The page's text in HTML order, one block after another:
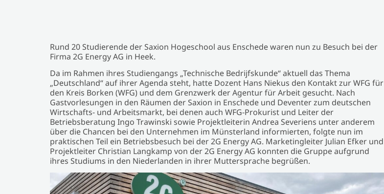
Rund 20 Studierende der Saxion Hogeschool aus Enschede waren nun zu Besuch bei der
Firma 2G Energy AG in Heek.
Da im Rahmen ihres Studiengangs „Technische Bedrijfskunde“ aktuell das Thema
„Deutschland“ auf ihrer Agenda steht, hatte Dozent Hans Niekus den Kontakt zur WFG für
den Kreis Borken (WFG) und dem Grenzwerk der Agentur für Arbeit gesucht. Nach
Gastvorlesungen in den Räumen der Saxion in Enschede und Deventer zum deutschen
Wirtschafts- und Arbeitsmarkt, bei denen auch WFG-Prokurist und Leiter der
Betriebsberatung Ingo Trawinski sowie Projektleiterin Andrea Severiens unter anderem
über die Chancen bei den Unternehmen im Münsterland informierten, folgte nun im
praktischen Teil ein Betriebsbesuch bei der 2G Energy AG. Marketingleiter Julian Efker und
Projektleiter Christian Langkamp von der 2G Energy AG konnten die Gruppe aufgrund
ihres Studiums in den Niederlanden in ihrer Muttersprache begrüßen.